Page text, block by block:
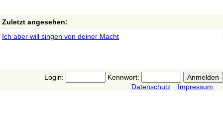
Zuletzt angesehen:
Ich aber will singen von deiner Macht
Login:
Kennwort:
Datenschutz
Impressum